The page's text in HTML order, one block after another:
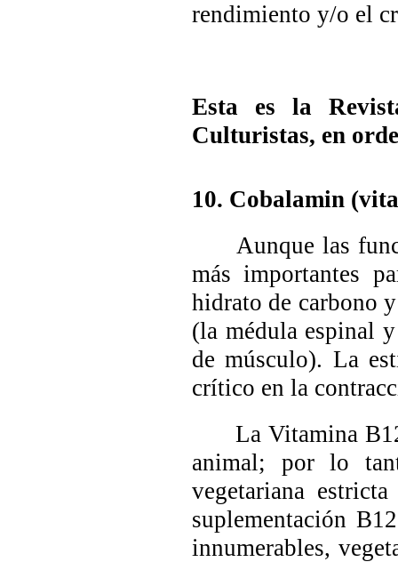
rendimiento y/o el
Esta es la
Culturistas, en
10. Cobalamin
Aunque las
más importantes
hidrato de carbono
(la médula espinal
de músculo). La
crítico en la
La Vitamina B12
animal; por lo
vegetariana
suplementación
innumerables,